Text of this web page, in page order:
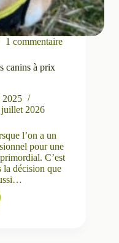
1 commentaire
canins à prix
2025
juillet 2026
l’on a un
pour une
C’est
la décision que